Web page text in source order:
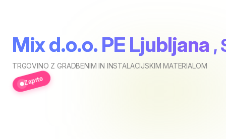
Mix d.o.o. PE Ljubljana ,
TRGOVINO Z GRADBENIM IN INSTALACIJSKIM MATERIALOM
Zaprto